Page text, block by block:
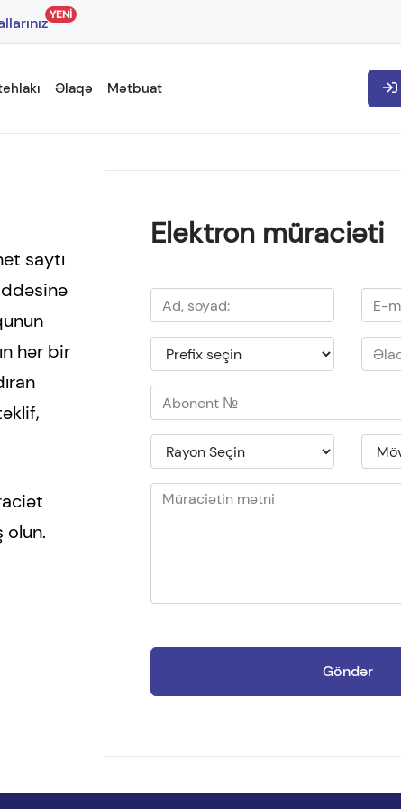
YENİ
Əlaqə Mətbuat
saytı
hər bir
olun.
Elektron müraciəti
Göndər